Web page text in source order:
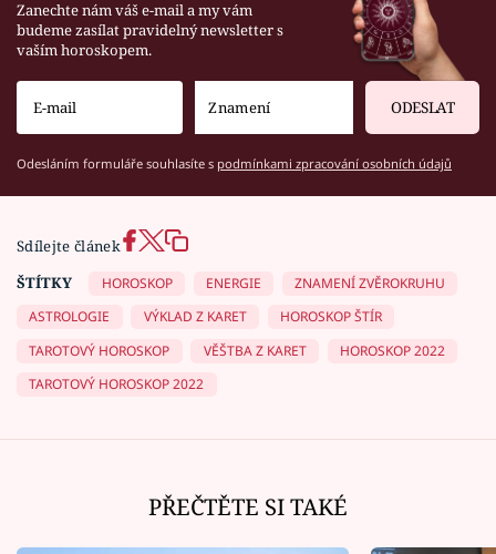
Zanechte nám váš e-mail a my vám
budeme zasílat pravidelný newsletter s
vaším horoskopem.
ODESLAT
Odesláním formuláře souhlasíte s podmínkami zpracování osobních údajů
Sdílejte článek
ŠTÍTKY
HOROSKOP ENERGIE
ZNAMENÍ ZVĚROKRUHU
ASTROLOGIE
VÝKLAD Z KARET
HOROSKOP ŠTÍR
TAROTOVÝ HOROSKOP
VĚŠTBA Z KARET
HOROSKOP 2022
TAROTOVÝ HOROSKOP 2022
PŘEČTĚTE SI TAKÉ